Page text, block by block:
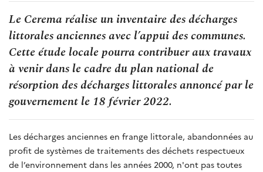
Le Cerema réalise un inventaire des décharges
littorales anciennes avec l’appui des communes.
Cette étude locale pourra contribuer aux travaux
à venir dans le cadre du plan national de
résorption des décharges littorales annoncé par le
gouvernement le 18 février 2022.
Les décharges anciennes en frange littorale, abandonnées au
profit de systèmes de traitements des déchets respectueux
de l’environnement dans les années 2000, n'ont pas toutes